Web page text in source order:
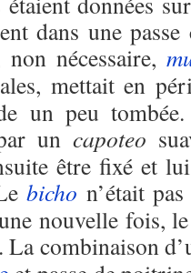
dans une
non nécessaire,
mettait en
un peu
un capoteo
être fixé et
bicho n’était
nouvelle fois,
La combinaison